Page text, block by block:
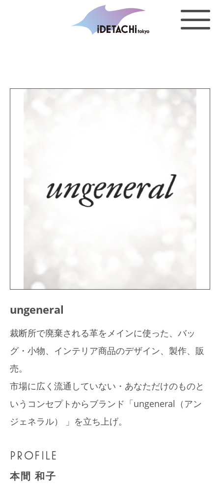
ungeneral
裁断所で廃棄される革をメインに使った、バッ
グ・小物、インテリア商品のデザイン、製作、販
売。
市場に広く流通していない・あなただけのものと
いうコンセプトからブランド「ungeneral（アン
ジェネラル） 」を立ち上げ。
PROFILE
本間 和子